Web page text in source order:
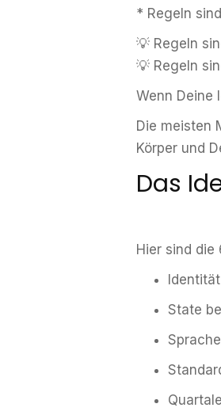
* Regeln
💡 Regeln
💡 Regeln
Wenn Deine
Die meisten
Körper und
Das
Hier sind die
State